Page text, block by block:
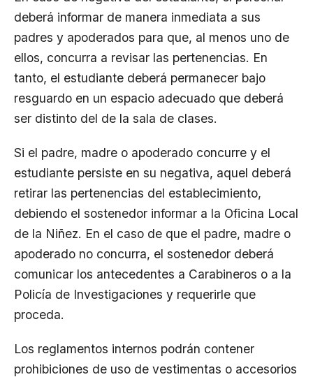
deberá informar de manera inmediata a sus
padres y apoderados para que, al menos uno de
ellos, concurra a revisar las pertenencias. En
tanto, el estudiante deberá permanecer bajo
resguardo en un espacio adecuado que deberá
ser distinto del de la sala de clases.
Si el padre, madre o apoderado concurre y el
estudiante persiste en su negativa, aquel deberá
retirar las pertenencias del establecimiento,
debiendo el sostenedor informar a la Oficina Local
de la Niñez. En el caso de que el padre, madre o
apoderado no concurra, el sostenedor deberá
comunicar los antecedentes a Carabineros o a la
Policía de Investigaciones y requerirle que
proceda.
Los reglamentos internos podrán contener
prohibiciones de uso de vestimentas o accesorios